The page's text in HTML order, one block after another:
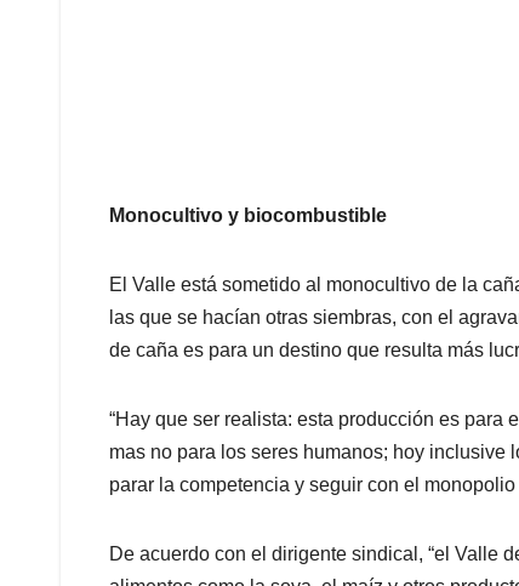
Monocultivo y biocombustible
El Valle está sometido al monocultivo de la
las que se hacían otras siembras, con el
de caña es para un destino que resulta más
“Hay que ser realista: esta producción es para
mas no para los seres humanos; hoy inclusive
parar la competencia y seguir con el
De acuerdo con el dirigente sindical, “el Valle